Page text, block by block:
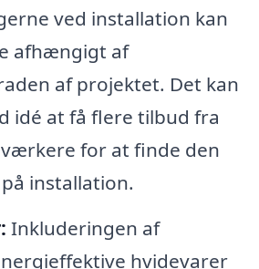
ved installation kan
afhængigt af
af projektet. Det kan
idé at få flere tilbud fra
for at finde den
installation.
Inkluderingen af
hvidevarer